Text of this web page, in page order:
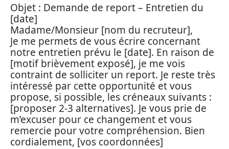
Objet : Demande de report – Entretien du
[date]
Madame/Monsieur [nom du recruteur],
Je me permets de vous écrire concernant
notre entretien prévu le [date]. En raison de
[motif brièvement exposé], je me vois
contraint de solliciter un report. Je reste très
intéressé par cette opportunité et vous
propose, si possible, les créneaux suivants :
[proposer 2-3 alternatives]. Je vous prie de
m’excuser pour ce changement et vous
remercie pour votre compréhension. Bien
cordialement, [vos coordonnées]